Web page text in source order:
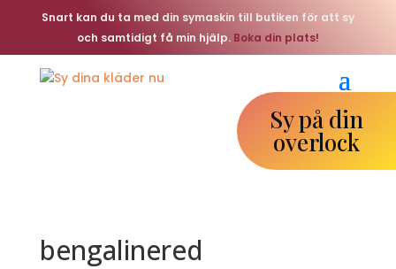
Snart kan du ta med din symaskin till butiken för att sy
och samtidigt få min hjälp. Boka din plats!
Sy på din
overlock
bengalinered